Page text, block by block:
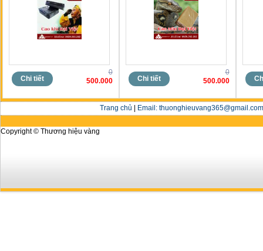
Chi tiết
0
500.000
Chi tiết
0
500.000
Trang chủ Email:
Copyright © Thương hiệu vàng